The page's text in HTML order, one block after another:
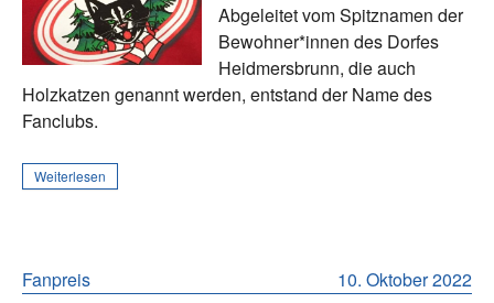
Abgeleitet vom Spitznamen der
Bewohner*innen des Dorfes
Heidmersbrunn, die auch
Holzkatzen genannt werden, entstand der Name des
Fanclubs.
Weiterlesen
10. Oktober 2022
Fanpreis